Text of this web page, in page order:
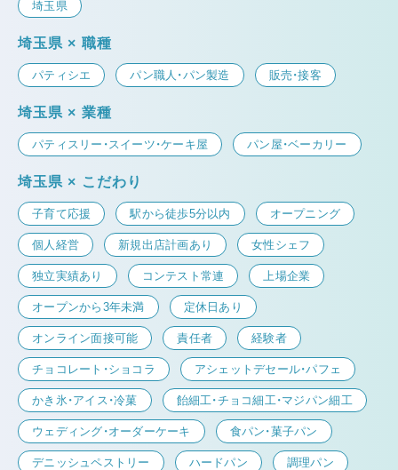
埼玉県
埼玉県 × 職種
パティシエ パン職人・パン製造 販売・接客
埼玉県 × 業種
パティスリー・スイーツ・ケーキ屋 パン屋・ベーカリー
埼玉県 × こだわり
子育て応援 駅から徒歩5分以内 オープニング
個人経営 新規出店計画あり 女性シェフ
独立実績あり コンテスト常連 上場企業
オープンから3年未満 定休日あり
オンライン面接可能 責任者 経験者
チョコレート・ショコラ アシェットデセール・パフェ
かき氷・アイス・冷菓 飴細工・チョコ細工・マジパン細工
ウェディング・オーダーケーキ 食パン・菓子パン
デニッシュペストリー ハードパン 調理パン